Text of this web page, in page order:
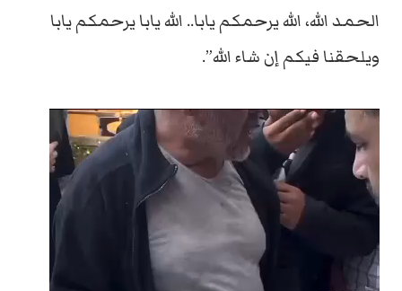
الحمد الله، الله يرحمكم يابا.. الله يابا يرحمكم يابا
ويلحقنا فيكم إن شاء الله”.